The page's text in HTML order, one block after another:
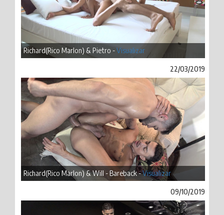
Richard(Rico Marlon) & Pietro -Visualizar
22/03/2019
Richard(Rico Marlon) & Will - Bareback -Visualizar
09/10/2019